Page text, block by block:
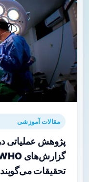
مقالات آموزشی
پژوهش عملیاتی
تحقیقات می‌گویند